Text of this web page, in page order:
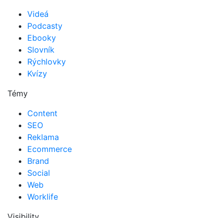
Videá
Podcasty
Ebooky
Slovník
Rýchlovky
Kvízy
Témy
Content
SEO
Reklama
Ecommerce
Brand
Social
Web
Worklife